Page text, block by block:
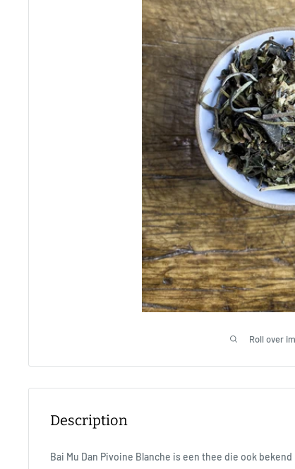
Roll over
Description
Bai Mu Dan Pivoine Blanche is een thee die ook